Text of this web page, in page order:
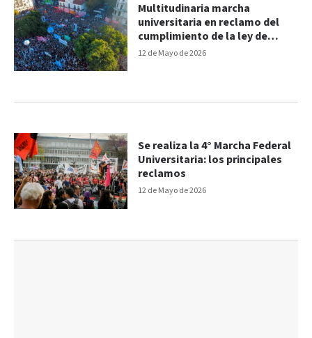
12 de Mayo de 2026
Multitudinaria marcha
universitaria en reclamo del
cumplimiento de la ley de
financiamiento
12 de Mayo de 2026
Se realiza la 4° Marcha Federal
Universitaria: los principales
reclamos